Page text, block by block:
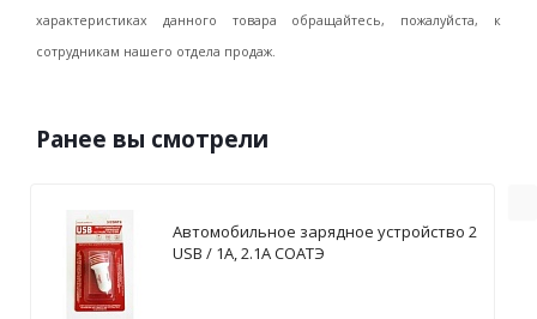
характеристиках данного товара обращайтесь, пожалуйста, к
сотрудникам нашего отдела продаж.
Ранее вы смотрели
Автомобильное зарядное устройство 2
USB / 1А, 2.1А СОАТЭ